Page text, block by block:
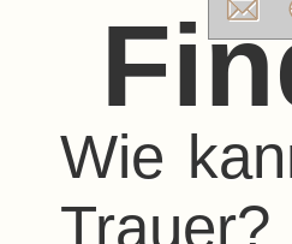
Wie